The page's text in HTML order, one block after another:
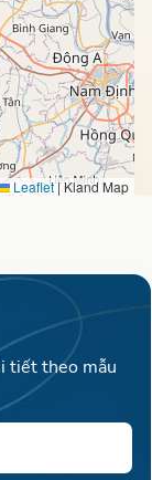
Leaflet |Kland Map
tiết theo mẫu